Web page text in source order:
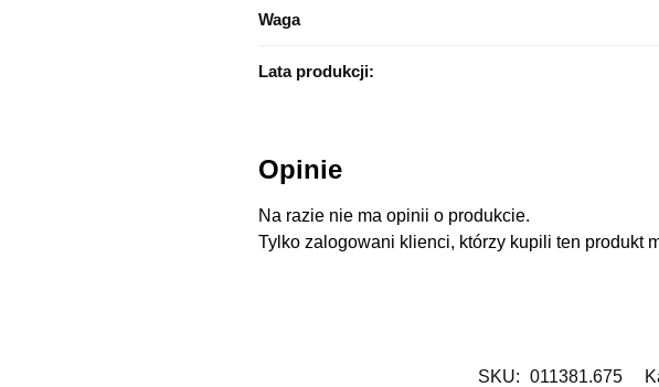
Waga
Lata produkcji:
Opinie
Na razie nie ma opinii o produkcie.
Tylko zalogowani klienci, którzy kupili ten produkt
SKU: 011381.675